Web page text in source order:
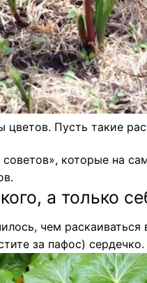
Пусть такие
которые на
а только
чем
за пафос) сердечко.